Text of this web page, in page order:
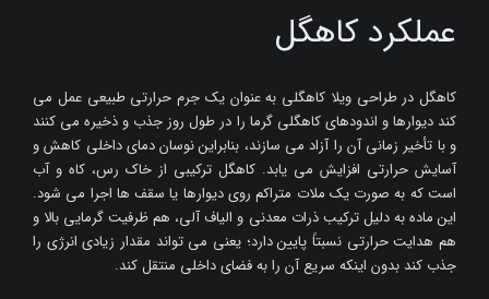
عملکرد کاهگل
کاهگل در طراحی ویلا کاهگلی به عنوان یک جرم حرارتی طبیعی عمل می
کند دیوارها و اندودهای کاهگلی گرما را در طول روز جذب و ذخیره می کنند
و با تأخیر زمانی آن را آزاد می سازند، بنابراین نوسان دمای داخلی کاهش و
آسایش حرارتی افزایش می یابد. کاهگل ترکیبی از خاک رس، کاه و آب
است که به صورت یک ملات متراکم روی دیوارها یا سقف ها اجرا می شود.
این ماده به دلیل ترکیب ذرات معدنی و الیاف آلی، هم ظرفیت گرمایی بالا و
هم هدایت حرارتی نسبتاً پایین دارد؛ یعنی می تواند مقدار زیادی انرژی را
جذب کند بدون اینکه سریع آن را به فضای داخلی منتقل کند.